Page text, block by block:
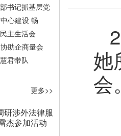
书记抓基层党
心建设 畅
主生活会
助企商量会
君带队
更多>>
研涉外法律服
杰参加活动
她
会